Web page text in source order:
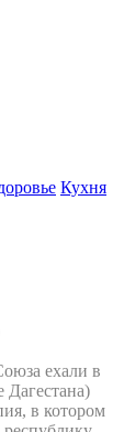
Кухня
ехали в
Дагестана)
в котором